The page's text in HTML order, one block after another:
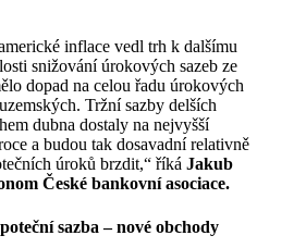
inflace vedl trh k dalšímu
snižování úrokových sazeb ze
dopad na celou řadu úrokových
Tržní sazby delších
dubna dostaly na nejvyšší
a budou tak dosavadní relativně
úroků brzdit,“ říká Jakub
České bankovní asociace.
sazba – nové obchody